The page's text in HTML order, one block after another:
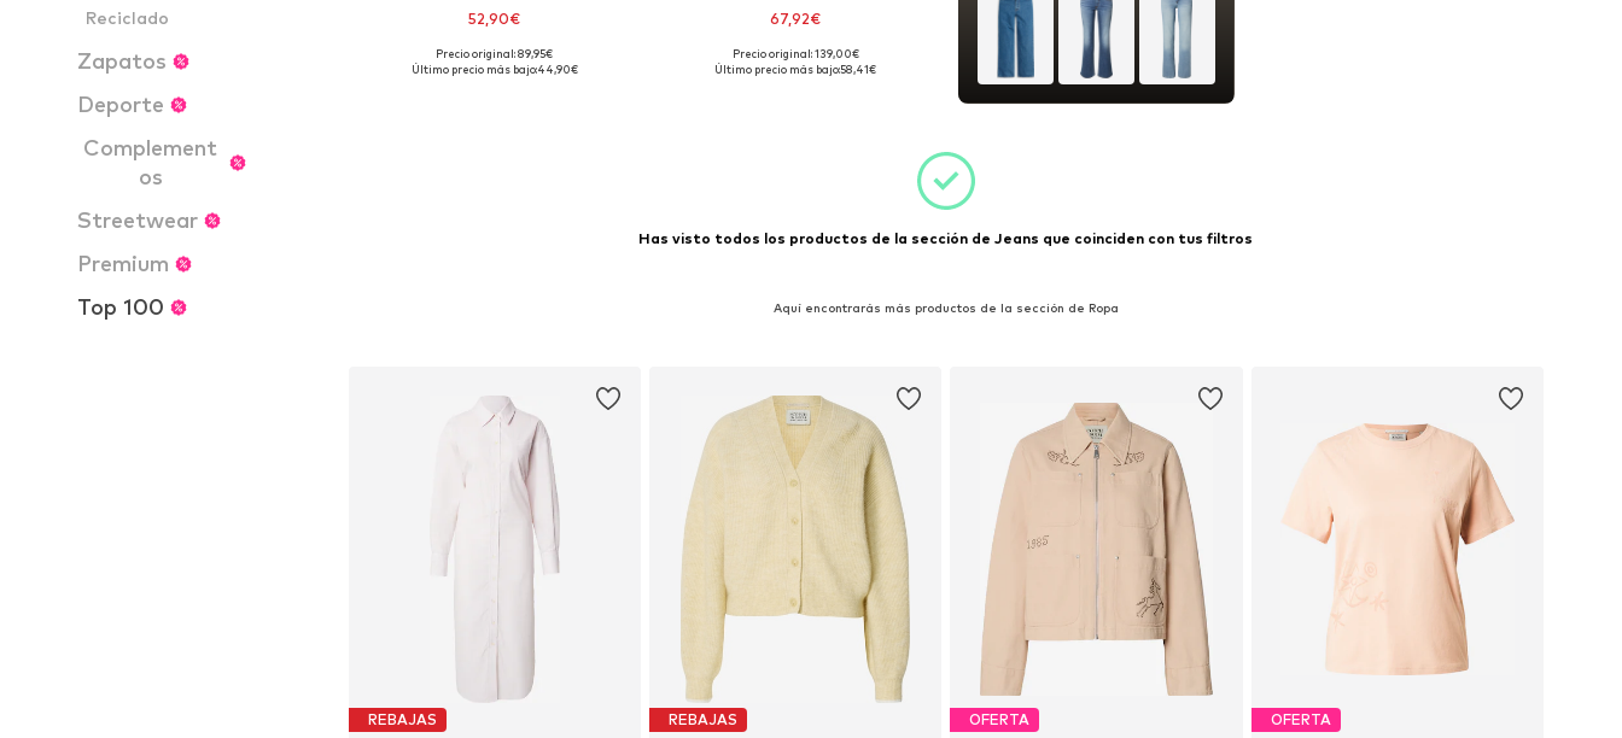
Reciclado
Zapatos
Deporte
Complement
os
Streetwear
Premium
Top 100
52,90€
Tallas disponibles: 25 x 32, 26 x 32
Precio original: 89,95€
Último precio más bajo:44,90€
67,92€
Tallas disponibles: 27 x 32
Precio original: 139,00€
Último precio más bajo:58,41€
Has visto todos los productos de la sección de Jeans que coinciden con tus filtros
Aquí encontrarás más productos de la sección de Ropa
REBAJAS REBAJAS OFERTA OFERTA